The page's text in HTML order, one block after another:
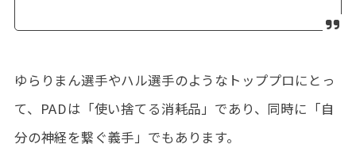
ゆらりまん選手やハル選手のようなトッププロにとっ
て、PADは「使い捨てる消耗品」であり、同時に「自
分の神経を繋ぐ義手」でもあります。